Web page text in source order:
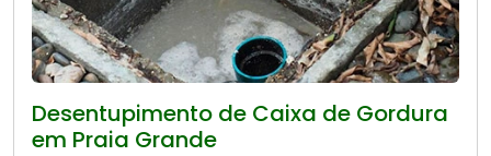
Desentupimento de Caixa de Gordura
em Praia Grande